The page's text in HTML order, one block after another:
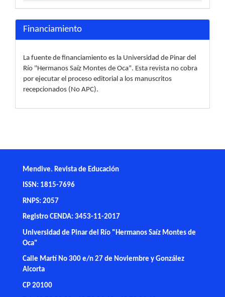
Financiamiento
La fuente de financiamiento es la Universidad de Pinar del
Río "Hermanos Saíz Montes de Oca". Esta revista no cobra
por ejecutar el proceso editorial a los manuscritos
recepcionados (No APC).
Mendive. Revista de Educación
ISSN: 1815-7696
RNPS: 2057
Registro CENDA: 3453-11-2017
Universidad de Pinar del Río "Hermanos Saíz Montes de
Oca"
Calle Martí No 300 e/n 27 de Noviembre y González
Alcorta
CP 20100